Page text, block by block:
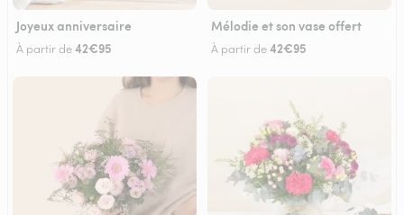
Joyeux anniversaire
À partir de42€95
Mélodie et son vase offert
À partir de42€95